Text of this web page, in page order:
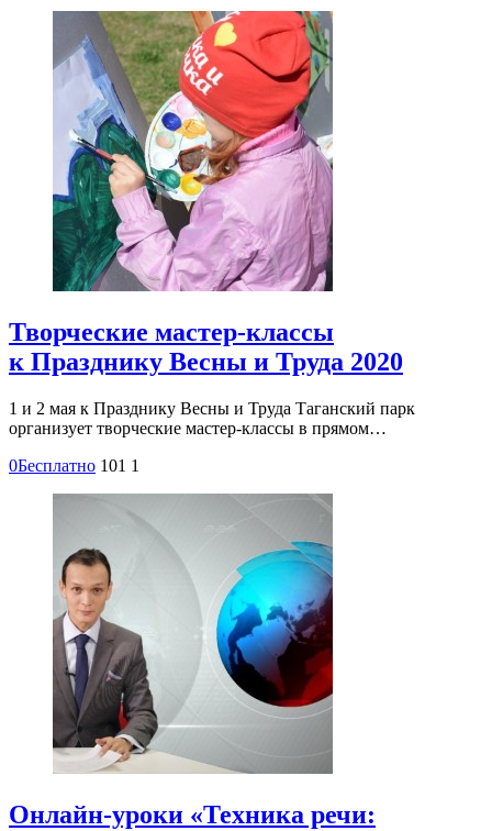
Творческие мастер-классы
к Празднику Весны и Труда 2020
1 и 2 мая к Празднику Весны и Труда Таганский парк
организует творческие мастер-классы в прямом…
0Бесплатно 101 1
Онлайн-уроки «Техника речи: